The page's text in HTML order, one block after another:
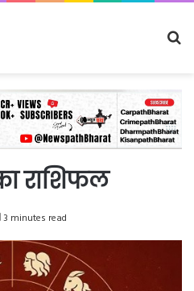
राशिफल
3 minutes read